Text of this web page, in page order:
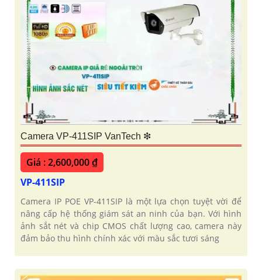
Camera VP-411SIP VanTech ❇
Giá : 2,600,000 ₫
VP-411SIP
Camera IP POE VP-411SIP là một lựa chọn tuyệt vời để
nâng cấp hệ thống giám sát an ninh của bạn. Với hình
ảnh sắt nét và chip CMOS chất lượng cao, camera này
đảm bảo thu hình chính xác với màu sắc tươi sáng